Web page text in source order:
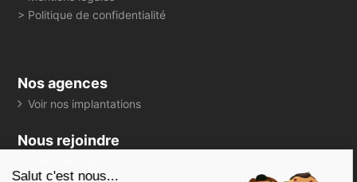
> Politique de confidentialité
Nos agences
Voir nos implantations
Nous rejoindre
Salut c'est nous...